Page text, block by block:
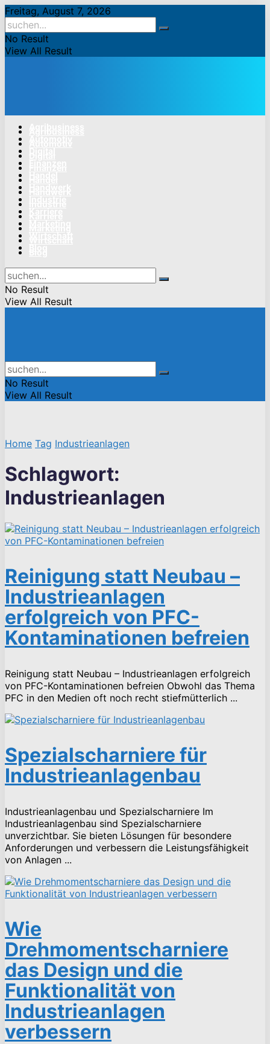
Freitag, August 7, 2026
No Result
View All Result
No Result
View All Result
No Result
View All Result
Home Tag Industrieanlagen
Schlagwort:
Industrieanlagen
Reinigung statt Neubau –
Industrieanlagen
erfolgreich von PFC-
Kontaminationen befreien
Reinigung statt Neubau – Industrieanlagen erfolgreich
von PFC-Kontaminationen befreien Obwohl das Thema
PFC in den Medien oft noch recht stiefmütterlich ...
Spezialscharniere für
Industrieanlagenbau
Industrieanlagenbau und Spezialscharniere Im
Industrieanlagenbau sind Spezialscharniere
unverzichtbar. Sie bieten Lösungen für besondere
Anforderungen und verbessern die Leistungsfähigkeit
von Anlagen ...
Wie
Drehmomentscharniere
das Design und die
Funktionalität von
Industrieanlagen
verbessern